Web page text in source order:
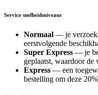
Service snelheidsniveaus
Normaal — je verzoek
eerstvolgende
Super Express — je
geplaatst, waardoor
Express — een
bestelling om deze